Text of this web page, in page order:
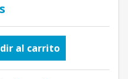
al carrito